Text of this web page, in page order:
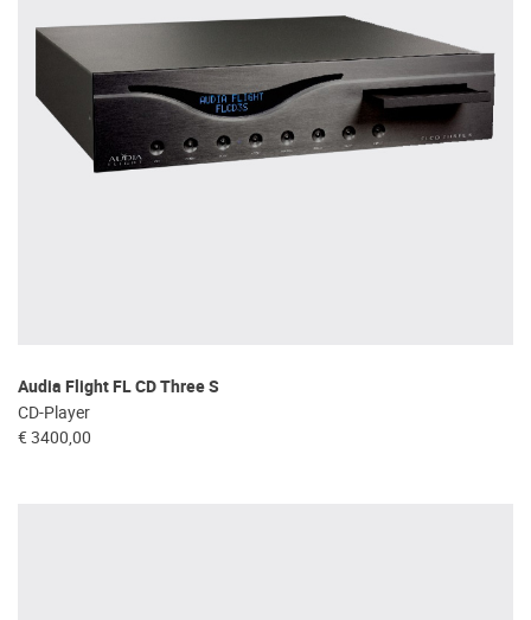
diese Möglichkeit!
Vereinbaren Sie einen Hörtermin.
Audia Flight FL CD Three S
CD-Player
€ 3400,00